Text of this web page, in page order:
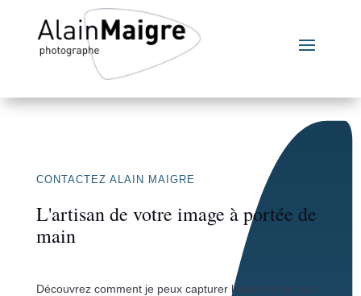
CONTACTEZ ALAIN MAIGRE
L'artisan de votre image à portée de
main
Découvrez comment je peux capturer l’essence de vos